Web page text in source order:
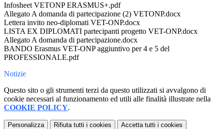
Infosheet VETONP ERASMUS+.pdf
Allegato A domanda di partecipazione (2) VETONP.docx
Lettera invito neo-diplomati VET-ONP.docx
LISTA EX DIPLOMATI partecipanti progetto VET-ONP.docx
Allegato A domanda di partecipazione.docx
BANDO Erasmus VET-ONP aggiuntivo per 4 e 5 del
PROFESSIONALE.pdf
Notizie
Questo sito o gli strumenti terzi da questo utilizzati si avvalgono di
cookie necessari al funzionamento ed utili alle finalità illustrate nella
COOKIE POLICY.
Personalizza Rifiuta tutti i cookies Accetta tutti i cookies